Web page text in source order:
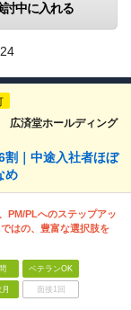
討中に入れる
広済堂ホールディング
割｜中途入社者ほぼ
め
PM/PLへのステップアッ
はの、豊富な選択肢を
ベテランOK
面接1回